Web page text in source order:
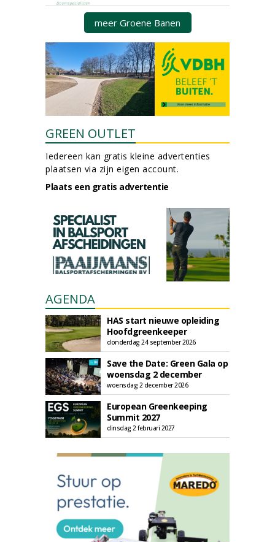
meer Groene Banen
GREEN OUTLET
Iedereen kan gratis kleine advertenties
plaatsen via zijn eigen account.
Plaats een gratis advertentie
AGENDA
HAS start nieuwe opleiding
Hoofdgreenkeeper
donderdag 24 september 2026
Save the Date: Green Gala op
woensdag 2 december
woensdag 2 december 2026
European Greenkeeping
Summit 2027
dinsdag 2 februari 2027